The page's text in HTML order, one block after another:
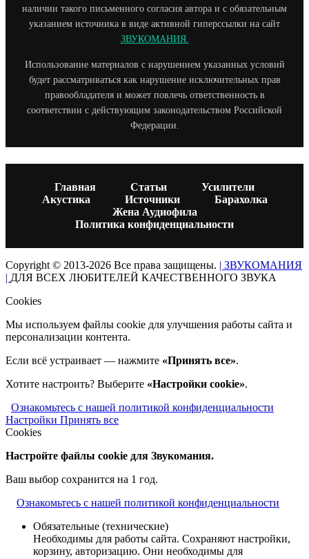
наличии такого письменного согласия автора и с обязательным
указанием источника в виде активной гиперссылки на сайт
ЗВУКОМАНИЯ.
Использование материалов с нарушением указанных условий
будет рассматриваться как нарушение исключительных прав
правообладателя и может повлечь ответственность в
соответствии с действующим законодательством Российской
Федерации.
Главная Статьи
Усилители
Акустика
Источники
Барахолка
Жена Аудиофила
Политика конфиденциальности
Copyright © 2013-2026 Все права защищены. | ЗВУКОМАНИЯ
| ДЛЯ ВСЕХ ЛЮБИТЕЛЕЙ КАЧЕСТВЕННОГО ЗВУКА
Cookies
Мы используем файлы cookie для улучшения работы сайта и
персонализации контента.
Если всё устраивает — нажмите «Принять все».
Хотите настроить? Выберите «Настройки cookie».
Ознакомьтесь с нашей политикой конфиденциальности
Настройки Принять все
Cookies
Настройте файлы cookie для Звукомания.
Ваш выбор сохранится на 1 год.
Ознакомьтесь с нашей политикой конфиденциальности
Обязательные (технические)
Необходимы для работы сайта. Сохраняют настройки,
корзину, авторизацию. Они необходимы для